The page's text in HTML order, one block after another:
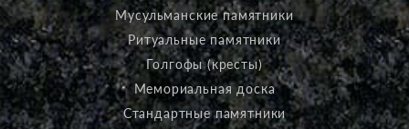
Мусульманские памятники
Ритуальные памятники
Голгофы (кресты)
Мемориальная доска
Стандартные памятники